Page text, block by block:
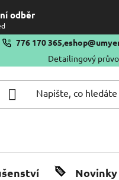
odběr
776 170 365,
Detailingový
Novinky